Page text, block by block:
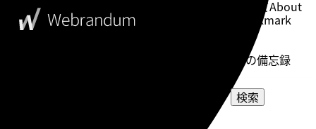
このブログについてAbout
Bookmark
ウェブデザイナーの備忘録
検索